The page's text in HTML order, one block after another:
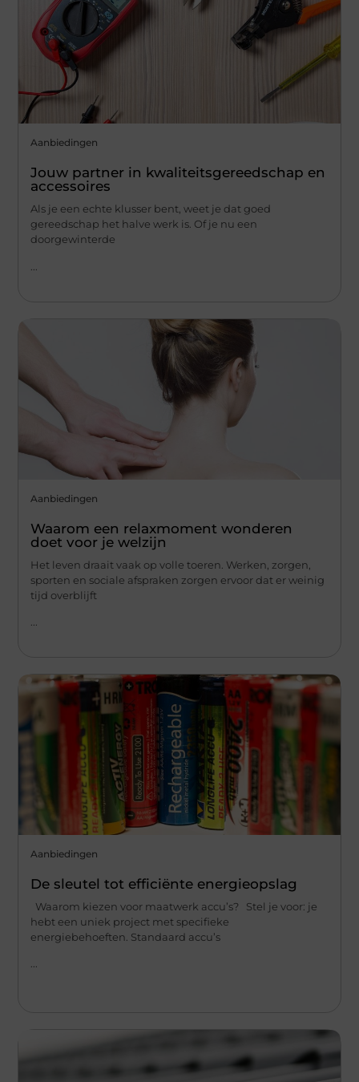
Aanbiedingen
Jouw partner in kwaliteitsgereedschap en
accessoires
Als je een echte klusser bent, weet je dat goed
gereedschap het halve werk is. Of je nu een
doorgewinterde
Aanbiedingen
Waarom een relaxmoment wonderen
doet voor je welzijn
Het leven draait vaak op volle toeren. Werken, zorgen,
sporten en sociale afspraken zorgen ervoor dat er weinig
tijd overblijft
Aanbiedingen
De sleutel tot efficiënte energieopslag
Waarom kiezen voor maatwerk accu’s? Stel je voor: je
hebt een uniek project met specifieke
energiebehoeften. Standaard accu’s
...